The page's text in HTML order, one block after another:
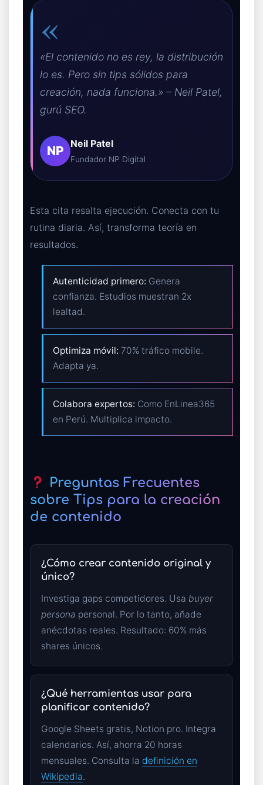
«
«El contenido no es rey, la distribución
lo es. Pero sin tips sólidos para
creación, nada funciona.» – Neil Patel,
gurú SEO.
NP Neil Patel
Fundador NP Digital
Esta cita resalta ejecución. Conecta con tu
rutina diaria. Así, transforma teoría en
resultados.
Autenticidad primero: Genera
confianza. Estudios muestran 2x
lealtad.
Optimiza móvil: 70% tráfico mobile.
Adapta ya.
Colabora expertos: Como EnLinea365
en Perú. Multiplica impacto.
Preguntas Frecuentes
sobre Tips para la creación
de contenido
¿Cómo crear contenido original y
único?
Investiga gaps competidores. Usa buyer
persona personal. Por lo tanto, añade
anécdotas reales. Resultado: 60% más
shares únicos.
¿Qué herramientas usar para
planificar contenido?
Google Sheets gratis, Notion pro. Integra
calendarios. Así, ahorra 20 horas
mensuales. Consulta la definición en
Wikipedia.